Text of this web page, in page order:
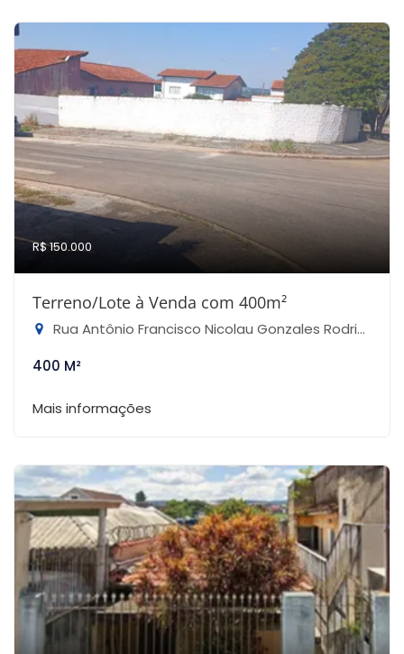
R$ 150.000
Terreno/Lote à Venda com 400m²
Rua Antônio Francisco Nicolau Gonzales Rodrigues - Jardim Casa Nova, Capela do Alto-SP
400 M²
Mais informações